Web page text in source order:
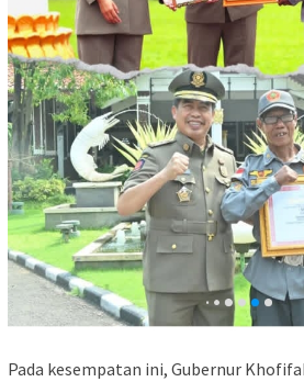
Pada kesempatan ini, Gubernur